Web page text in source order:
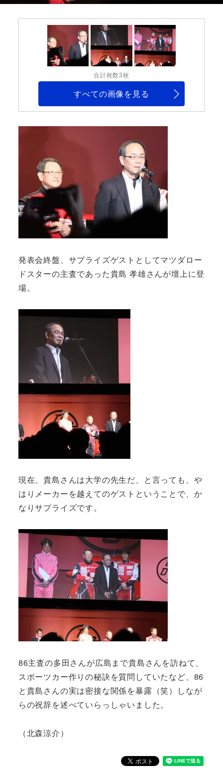
合計枚数3枚
すべての画像を見る
発表会終盤、サプライズゲストとしてマツダロー
ドスターの主査であった貴島 孝雄さんが壇上に登
場。
現在、貴島さんは大学の先生だ、と言っても、や
はりメーカーを越えてのゲストということで、か
なりサプライズです。
86主査の多田さんが広島まで貴島さんを訪ねて、
スポーツカー作りの秘訣を質問していたなど、86
と貴島さんの実は密接な関係を暴露（笑）しなが
らの祝辞を述べていらっしゃいました。
（北森涼介）